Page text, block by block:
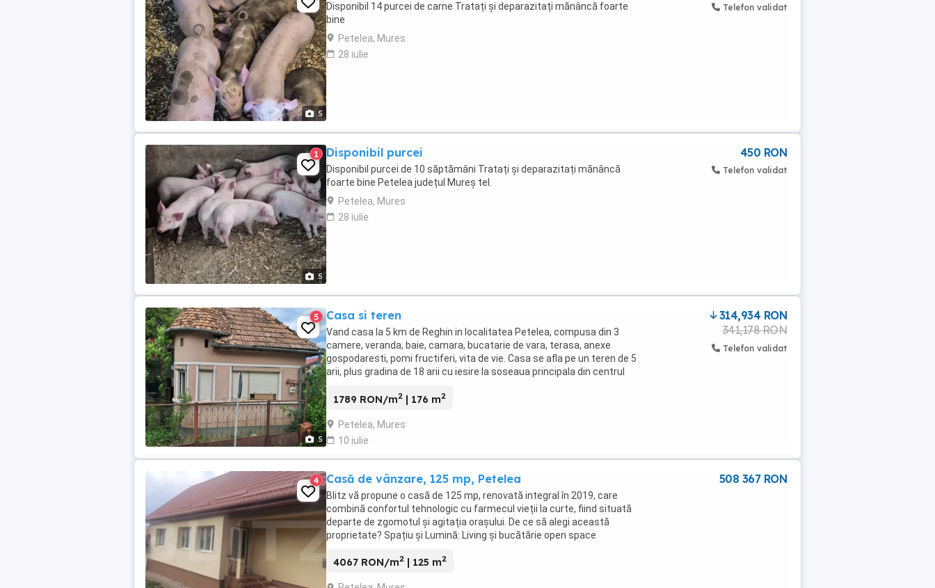
5
Disponibil 14 purcei de carne Tratați și deparazitați mănâncă foarte
bine
Petelea, Mures
28 iulie
Telefon validat
5
1 Disponibil purcei
Disponibil purcei de 10 săptămâni Tratați și deparazitați mănâncă
foarte bine Petelea județul Mureș tel.
Petelea, Mures
28 iulie
450 RON
Telefon validat
5
5 Casa si teren
Vand casa la 5 km de Reghin in localitatea Petelea, compusa din 3
camere, veranda, baie, camara, bucatarie de vara, terasa, anexe
gospodaresti, pomi fructiferi, vita de vie. Casa se afla pe un teren de 5
arii, plus gradina de 18 arii cu iesire la soseaua principala din centrul
1789 RON/m2 | 176 m2
Petelea, Mures
10 iulie
314,934 RON
341,178 RON
Telefon validat
4 Casă de vânzare, 125 mp, Petelea
Blitz vă propune o casă de 125 mp, renovată integral în 2019, care
combină confortul tehnologic cu farmecul vieții la curte, fiind situată
departe de zgomotul și agitația orașului. De ce să alegi această
proprietate? Spațiu și Lumină: Living și bucătărie open space
4067 RON/m2 | 125 m2
508 367 RON